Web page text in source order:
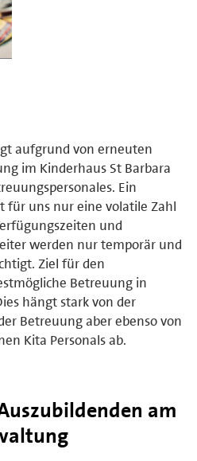
aufgrund von erneuten
im Kinderhaus St Barbara
Ein
für uns nur eine volatile Zahl
und
werden nur temporär und
Ziel für den
Betreuung in
hängt stark von der
Betreuung aber ebenso von
Kita Personals ab.
am